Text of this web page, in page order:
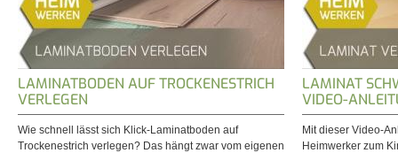
LAMINATBODEN AUF TROCKENESTRICH
VERLEGEN
Wie schnell lässt sich Klick-Laminatboden auf
Trockenestrich verlegen? Das hängt zwar vom eigenen
LAMINAT
VIDEO-
Mit dieser Video-
Heimwerker zum